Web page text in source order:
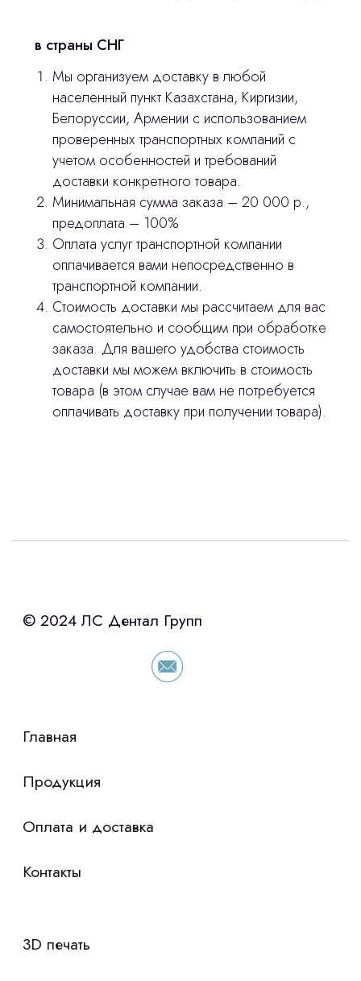
в страны СНГ
Мы организуем доставку в любой
населенный пункт Казахстана, Киргизии,
Белоруссии, Армении с использованием
проверенных транспортных компаний с
учетом особенностей и требований
доставки конкретного товара.
Минимальная сумма заказа – 20 000 р.,
предоплата – 100%
Оплата услуг транспортной компании
оплачивается вами непосредственно в
транспортной компании.
Стоимость доставки мы рассчитаем для вас
самостоятельно и сообщим при обработке
заказа. Для вашего удобства стоимость
доставки мы можем включить в стоимость
товара (в этом случае вам не потребуется
оплачивать доставку при получении товара).
Интересует лизинг?
«Уралпромлизинг» подберем выгодные
условия по лизингу оборудования,
просто оставьте контакты чтобы мы
сориентировали по условиям
сделано
Изготовление хирургических шаблонов
Политика конфиденциальности
stasicus